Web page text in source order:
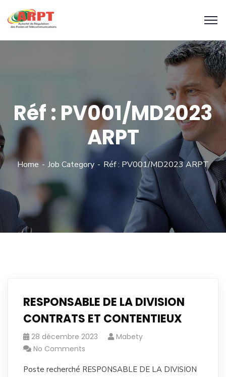
Réf : PV001/MD2023
ARPT
Home Job Category Réf : PV001/MD2023 ARPT
RESPONSABLE DE LA DIVISION
CONTRATS ET CONTENTIEUX
28 décembre 2023
Mabety
No Comments
Poste recherché RESPONSABLE DE LA DIVISION